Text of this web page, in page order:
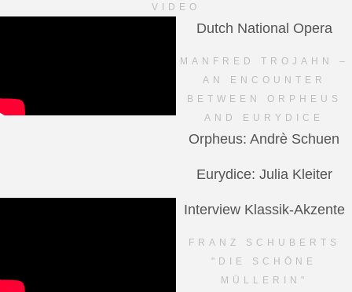
VIDEO
Dutch National Opera
MANFRED TROJAHN –
AN ENCOUNTER
BETWEEN ORPHEUS
AND EURYDICE
Orpheus: Andrè Schuen
Eurydice: Julia Kleiter
Interview Klassik-Akzente
FRANZ SCHUBERTS
"DIE SCHÖNE
MÜLLERIN"